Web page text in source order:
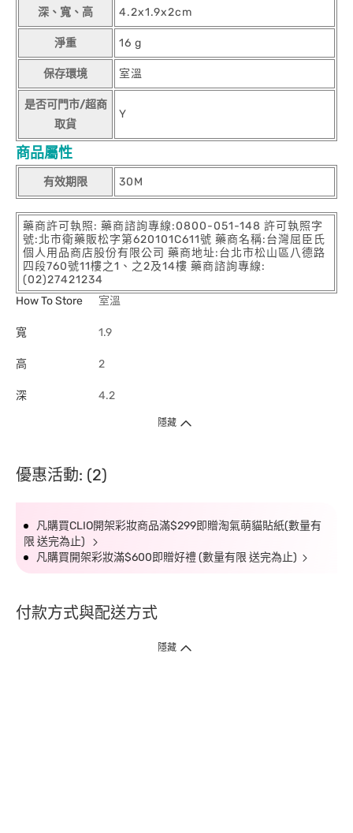
深、寬、高 4.2x1.9x2cm
淨重 16 g
保存環境 室溫
是否可門市/超商
取貨
Y
商品屬性
有效期限 30M
藥商許可執照: 藥商諮詢專線:0800-051-148 許可執照字
號:北市衛藥販松字第620101C611號 藥商名稱:台灣屈臣氏
個人用品商店股份有限公司 藥商地址:台北市松山區八德路
四段760號11樓之1、之2及14樓 藥商諮詢專線:
(02)27421234
How To Store
室溫
寬 1.9
高 2
深 4.2
隱藏
優惠活動: (2)
凡購買CLIO開架彩妝商品滿$299即贈淘氣萌貓貼紙(數量有
限 送完為止)
凡購買開架彩妝滿$600即贈好禮 (數量有限 送完為止)
付款方式與配送方式
隱藏